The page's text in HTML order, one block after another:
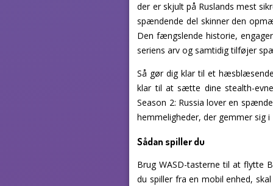
der er skjult på Ruslands mest
spændende del skinner den
Den fængslende historie,
seriens arv og samtidig tilføjer
Så gør dig klar til et
klar til at sætte dine stealth-
Season 2: Russia lover en
hemmeligheder, der gemmer sig
Sådan spiller du
Brug WASD-tasterne til at flytte
du spiller fra en mobil enhed,